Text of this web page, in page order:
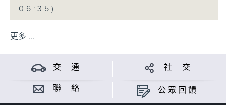
06:35)
更多 ...
交 通 社 交
聯 絡 公眾回饋